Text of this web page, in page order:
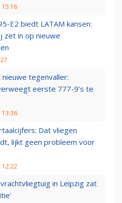
15:16
E2 biedt LATAM kansen:
zet in op nieuwe
tegenvaller:
eerste 777-9’s te
13:36
Dat vliegen
lijkt geen probleem voor
12:22
in Leipzig zat